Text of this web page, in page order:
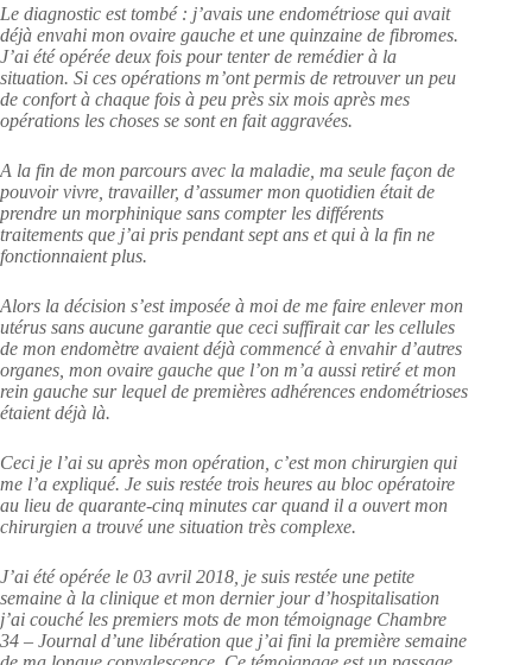
Le diagnostic est tombé : j’avais une endométriose qui avait
déjà envahi mon ovaire gauche et une quinzaine de fibromes.
J’ai été opérée deux fois pour tenter de remédier à la
situation. Si ces opérations m’ont permis de retrouver un peu
de confort à chaque fois à peu près six mois après mes
opérations les choses se sont en fait aggravées.
A la fin de mon parcours avec la maladie, ma seule façon de
pouvoir vivre, travailler, d’assumer mon quotidien était de
prendre un morphinique sans compter les différents
traitements que j’ai pris pendant sept ans et qui à la fin ne
fonctionnaient plus.
Alors la décision s’est imposée à moi de me faire enlever mon
utérus sans aucune garantie que ceci suffirait car les cellules
de mon endomètre avaient déjà commencé à envahir d’autres
organes, mon ovaire gauche que l’on m’a aussi retiré et mon
rein gauche sur lequel de premières adhérences endométrioses
étaient déjà là.
Ceci je l’ai su après mon opération, c’est mon chirurgien qui
me l’a expliqué. Je suis restée trois heures au bloc opératoire
au lieu de quarante-cinq minutes car quand il a ouvert mon
chirurgien a trouvé une situation très complexe.
J’ai été opérée le 03 avril 2018, je suis restée une petite
semaine à la clinique et mon dernier jour d’hospitalisation
j’ai couché les premiers mots de mon témoignage Chambre
34 – Journal d’une libération que j’ai fini la première semaine